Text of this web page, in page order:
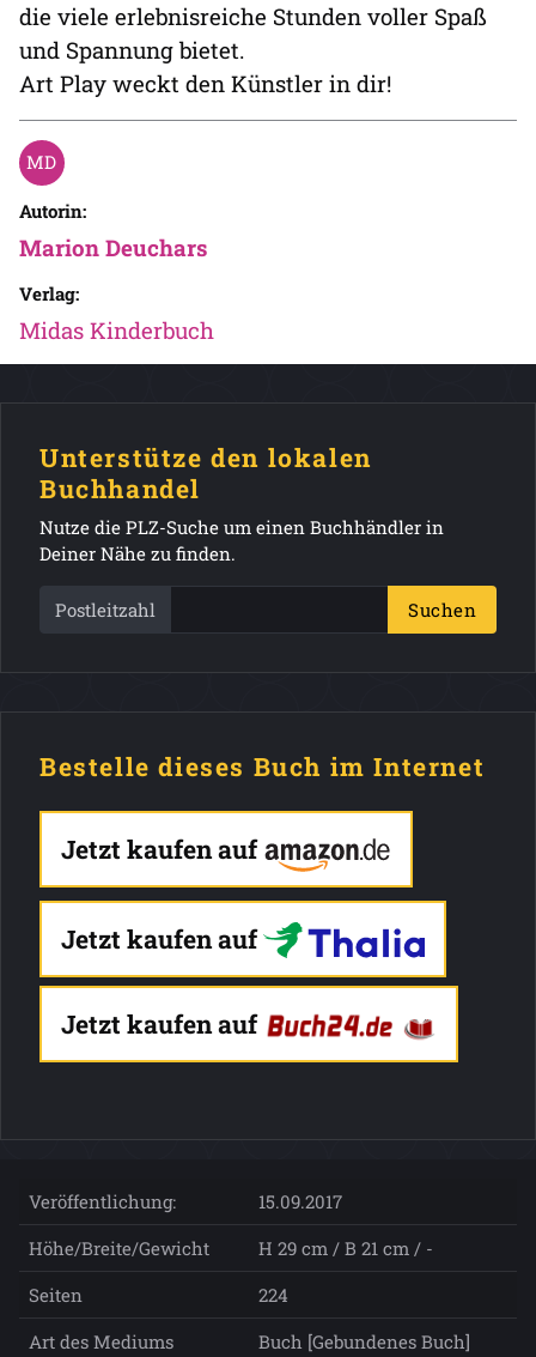
die viele erlebnisreiche Stunden voller Spaß
und Spannung bietet.
Art Play weckt den Künstler in dir!
Autorin:
Marion Deuchars
Verlag:
Midas Kinderbuch
Unterstütze den lokalen
Buchhandel
Nutze die PLZ-Suche um einen Buchhändler in
Deiner Nähe zu finden.
Postleitzahl Suchen
Bestelle dieses Buch im Internet
Jetzt kaufen auf
Jetzt kaufen auf
Jetzt kaufen auf
Veröffentlichung:
15.09.2017
Höhe/Breite/Gewicht
H 29 cm / B 21 cm / -
Seiten
224
Art des Mediums
Buch [Gebundenes Buch]